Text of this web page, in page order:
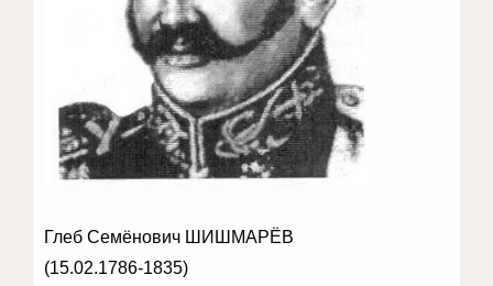
Глеб Семёнович ШИШМАРЁВ
(15.02.1786-1835)